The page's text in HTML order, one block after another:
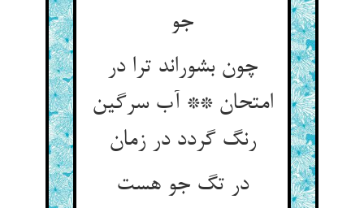
جو
چون بشوراند ترا در
امتحان ** آب سرگین
رنگ گردد در زمان‌‌
در تگ جو هست